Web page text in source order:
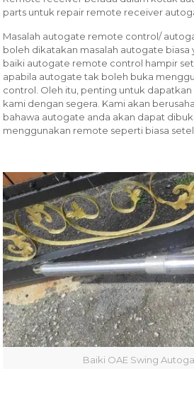
parts untuk repair remote receiver
Masalah autogate remote control/
boleh dikatakan masalah autogate biasa
baiki autogate remote control hampir
apabila autogate tak boleh buka
control. Oleh itu, penting untuk
kami dengan segera. Kami akan
bahawa autogate anda akan dapat
menggunakan remote seperti biasa
Baiki OAE Swing